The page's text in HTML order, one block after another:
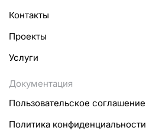
Контакты
Проекты
Услуги
Документация
Пользовательское соглашение
Политика конфиденциальности